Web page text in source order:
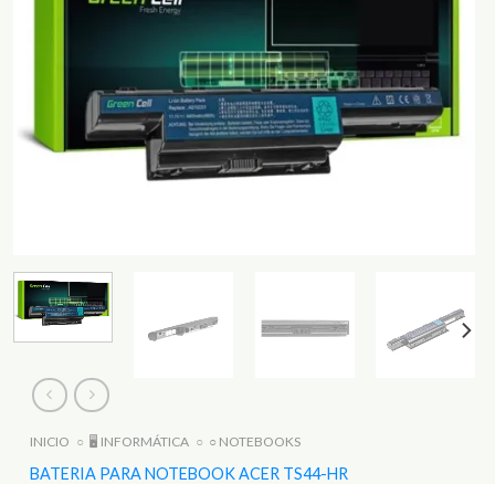
INICIO ○ 🖥️ INFORMÁTICA ○ ○ NOTEBOOKS
BATERIA PARA NOTEBOOK ACER TS44-HR